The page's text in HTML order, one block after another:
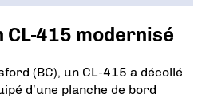
CL-415 modernisé
(BC), un CL-415 a décollé
d’une planche de bord